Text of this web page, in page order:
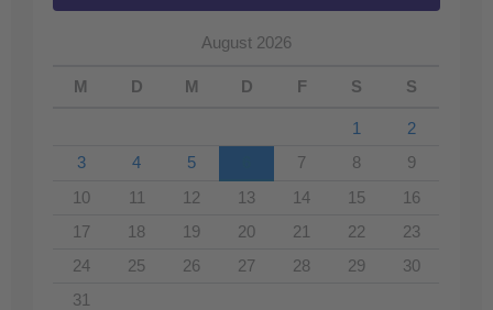
August 2026
M D M D F S S
1
2
3
4 5 7 8
9
10
11 12 13 14 15
16
17
18 19 20 21 22
23
24
25 26 27 28 29
30
31